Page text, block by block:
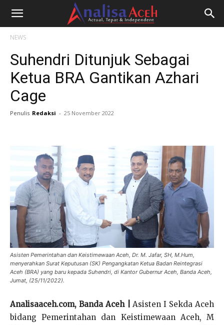
NEWS
Suhendri Ditunjuk Sebagai
Ketua BRA Gantikan Azhari
Cage
Penulis Redaksi - 25 November 2022
Asisten Pemerintahan dan Keistimewaan Aceh, Dr. M. Jafar, SH, M.Hum,
menyerahkan Surat Keputusan (SK) Pengangkatan Ketua Badan Reintegrasi
Aceh (BRA) yang baru kepada Suhendri, di Kantor Gubernur Aceh, Banda Aceh,
Jumat, (25/11/2022).
Analisaaceh.com, Banda Aceh |Asisten I Sekda Aceh
bidang Pemerintahan dan Keistimewaan Aceh, M